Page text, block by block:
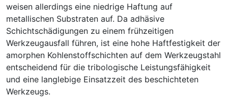
weisen allerdings eine niedrige Haftung auf
metallischen Substraten auf. Da adhäsive
Schichtschädigungen zu einem frühzeitigen
Werkzeugausfall führen, ist eine hohe Haftfestigkeit der
amorphen Kohlenstoffschichten auf dem Werkzeugstahl
entscheidend für die tribologische Leistungsfähigkeit
und eine langlebige Einsatzzeit des beschichteten
Werkzeugs.